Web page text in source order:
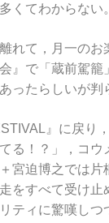
くてわからない。
れて，月一のお
』で「蔵前駕籠」
ったらしいが判
』に戻り
てる！？」，コ
宮迫博之では片
をすべて受け止
ティに驚嘆しつ